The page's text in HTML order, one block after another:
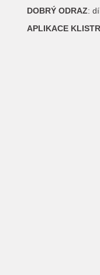
DOBRÝ ODRAZ:
APLIKACE